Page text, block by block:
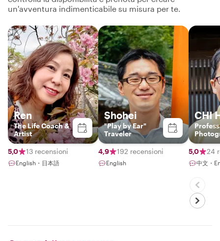
un'avventura indimenticabile su misura per te.
Ren
The Life Coach &
Artist
5,0 13 recensioni
English・日本語
Shohei
"Play by Ear"
Traveler
4,9 192 recensioni
English
CHI
5,0 24
中文・